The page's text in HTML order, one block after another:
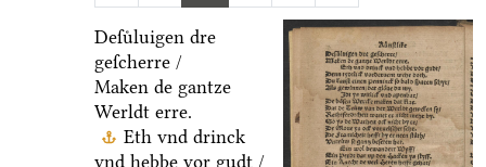
Deſuͤluigen dre
geſcherre /
Maken de gantze
Werldt erre.
Eth vnd drinck
vnd hebbe vor gudt /